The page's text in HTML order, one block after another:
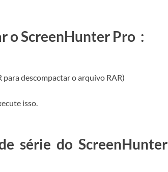
o ScreenHunter Pro :
para descompactar o arquivo RAR)
isso.
série do ScreenHunter